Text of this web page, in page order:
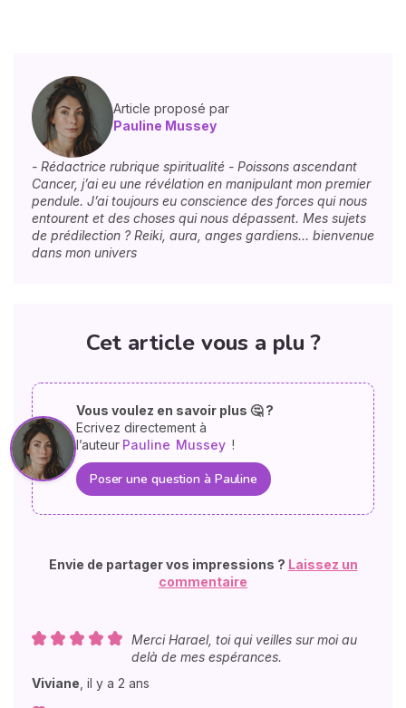
Article proposé par
Pauline Mussey
- Rédactrice rubrique spiritualité - Poissons ascendant
Cancer, j’ai eu une révélation en manipulant mon premier
pendule. J’ai toujours eu conscience des forces qui nous
entourent et des choses qui nous dépassent. Mes sujets
de prédilection ? Reiki, aura, anges gardiens… bienvenue
dans mon univers
Cet article vous a plu ?
Vous voulez en savoir plus 🤔 ?
Ecrivez directement à
l’auteur Pauline Mussey !
Poser une question à Pauline
Envie de partager vos impressions ? Laissez un
commentaire
Merci Harael, toi qui veilles sur moi au
delà de mes espérances.
Viviane il y a 2 ans